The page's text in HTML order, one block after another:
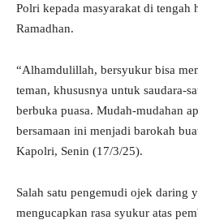
Polri kepada masyarakat di tengah
Ramadhan.
“Alhamdulillah, bersyukur bisa
teman, khususnya untuk saudara-
berbuka puasa. Mudah-mudahan
bersamaan ini menjadi barokah
Kapolri, Senin (17/3/25).
Salah satu pengemudi ojek daring
mengucapkan rasa syukur atas